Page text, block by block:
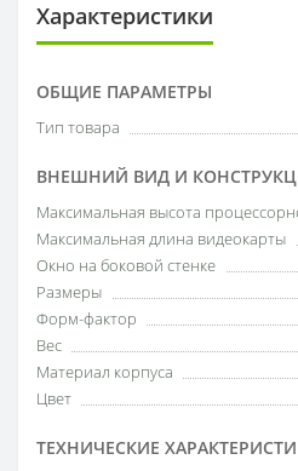
Характеристики
ОБЩИЕ ПАРАМЕТРЫ
Тип товара
ВНЕШНИЙ ВИД И
Максимальная высота
Максимальная длина видеокарты
Окно на боковой стенке
Размеры
Форм-фактор
Вес
Материал корпуса
Цвет
ТЕХНИЧЕСКИЕ